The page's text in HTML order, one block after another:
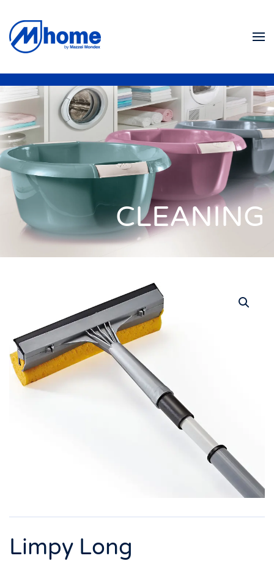
Zum Hauptinhalt springen
CLEANING
Limpy Long